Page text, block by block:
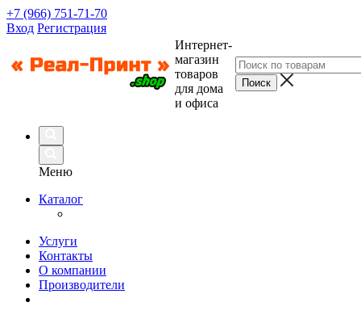
+7 (966) 751-71-70
Вход Регистрация
Интернет-
магазин
товаров
для дома
и офиса
Меню
Каталог
Услуги
Контакты
О компании
Производители